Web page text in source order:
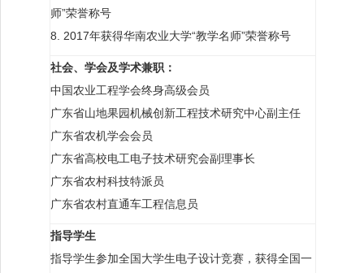
师”荣誉称号
8. 2017年获得华南农业大学“教学名师”荣誉称号
社会、学会及学术兼职：
中国农业工程学会终身高级会员
广东省山地果园机械创新工程技术研究中心副主任
广东省农机学会会员
广东省高校电工电子技术研究会副理事长
广东省农村科技特派员
广东省农村直通车工程信息员
指导学生
指导学生参加全国大学生电子设计竞赛，获得全国一